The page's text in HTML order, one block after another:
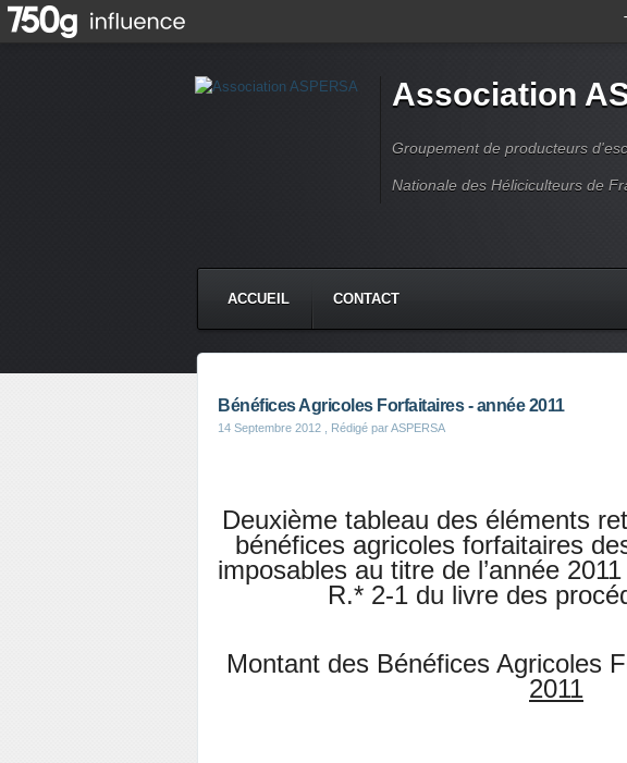
Association
Groupement de producteurs
Nationale des Héliciculteurs de
ACCUEIL CONTACT
Bénéfices Agricoles Forfaitaires - année 2011
14 Septembre 2012 , Rédigé par ASPERSA
Deuxième tableau des éléments
bénéfices agricoles forfaitaires
imposables au titre de l’année
R.* 2-1 du livre des
Montant des Bénéfices Agricoles
2011